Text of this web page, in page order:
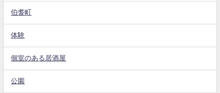
伯耆町
体験
個室のある居酒屋
公園